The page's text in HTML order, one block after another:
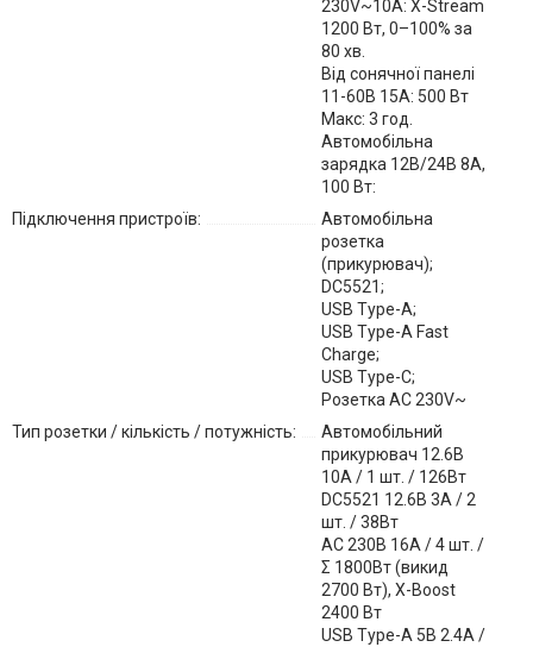
230V~10A: X-Stream
1200 Вт, 0–100% за
80 хв.
Від сонячної панелі
11-60В 15A: 500 Вт
Макс: 3 год.
Автомобільна
зарядка 12В/24В 8A,
100 Вт:
Підключення пристроїв:
Автомобільна
розетка
(прикурювач);
DC5521;
USB Type-A;
USB Type-A Fast
Charge;
USB Type-C;
Розетка AC 230V~
Тип розетки / кількість / потужність:
Автомобільний
прикурювач 12.6В
10А / 1 шт. / 126Вт
DC5521 12.6В 3A / 2
шт. / 38Вт
AC 230В 16А / 4 шт. /
Σ 1800Вт (викид
2700 Вт), X-Boost
2400 Вт
USB Type-A 5В 2.4A /